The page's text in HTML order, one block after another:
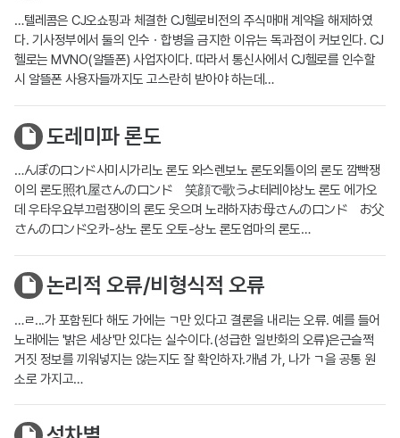
…텔레콤은 CJ오쇼핑과 체결한 CJ헬로비전의 주식매매 계약을 해제하였
다. 기사정부에서 둘의 인수ㆍ합병을 금지한 이유는 독과점이 커보인다. CJ
헬로는 MVNO(알뜰폰) 사업자이다. 따라서 통신사에서 CJ헬로를 인수할
시 알뜰폰 사용자들까지도 고스란히 받아야 하는데…
도레미파 론도
…んぼのロンド사미시가리노 론도 와스렌보노 론도외톨이의 론도 깜빡쟁
이의 론도照れ屋さんのロンド 笑顔で歌うよ테레야상노 론도 에가오
데 우타우요부끄럼쟁이의 론도 웃으며 노래하자お母さんのロンド お父
さんのロンド오카-상노 론도 오토-상노 론도엄마의 론도…
논리적 오류/비형식적 오류
…ㄹ...가 포함된다 해도 가에는 ㄱ만 있다고 결론을 내리는 오류. 예를 들어
노래에는 '밝은 세상'만 있다는 실수이다.(성급한 일반화의 오류)은근슬쩍
거짓 정보를 끼워넣지는 않는지도 잘 확인하자.개념 가, 나가 ㄱ을 공통 원
소로 가지고…